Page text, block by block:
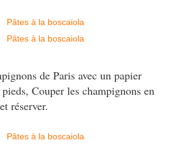
de Paris avec un papier
Couper les champignons en
réserver.